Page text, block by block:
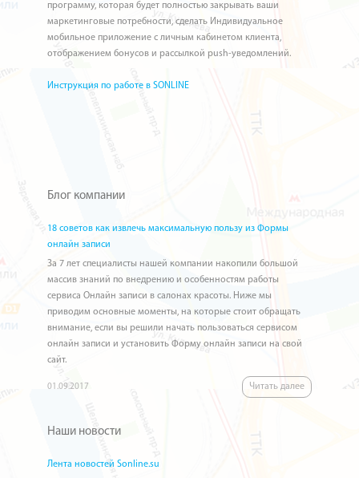
программу, которая будет полностью закрывать ваши
маркетинговые потребности, сделать Индивидуальное
мобильное приложение с личным кабинетом клиента,
отображением бонусов и рассылкой push-уведомлений.
Инструкция по работе в SONLINE
Блог компании
18 советов как извлечь максимальную пользу из Формы
онлайн записи
За 7 лет специалисты нашей компании накопили большой
массив знаний по внедрению и особенностям работы
сервиса Онлайн записи в салонах красоты. Ниже мы
приводим основные моменты, на которые стоит обращать
внимание, если вы решили начать пользоваться сервисом
онлайн записи и установить Форму онлайн записи на свой
сайт.
01.09.2017 Читать далее
Наши новости
Лента новостей Sonline.su